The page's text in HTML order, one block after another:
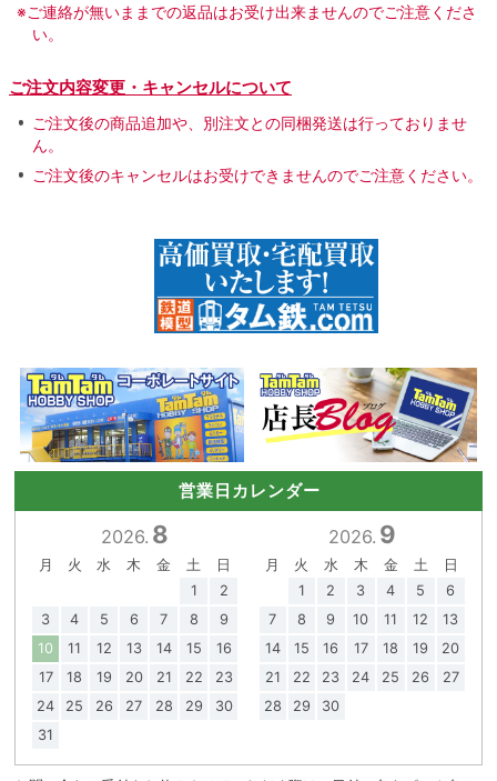
※ご連絡が無いままでの返品はお受け出来ませんのでご注意くださ
い。
ご注文内容変更・キャンセルについて
ご注文後の商品追加や、別注文との同梱発送は行っておりませ
ん。
ご注文後のキャンセルはお受けできませんのでご注意ください。
営業日カレンダー
2026. 8
月 火 水 木 金 土
日
1
2
3
4 5 6 7 8
9
10
11 12 13 14 15
16
17
18 19 20 21 22
23
24
25 26 27 28 29
30
31
2026. 9
月 火 水 木 金 土
日
1
2 3 4 5
6
7
8 9 10 11 12
13
14
15 16 17 18 19
20
21
22 23 24 25 26
27
28
29 30